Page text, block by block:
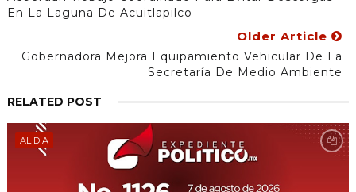
En La Laguna De Acuitlapilco
Older Article
Gobernadora Mejora Equipamiento Vehicular De La
Secretaría De Medio Ambiente
RELATED POST
AL DÍA